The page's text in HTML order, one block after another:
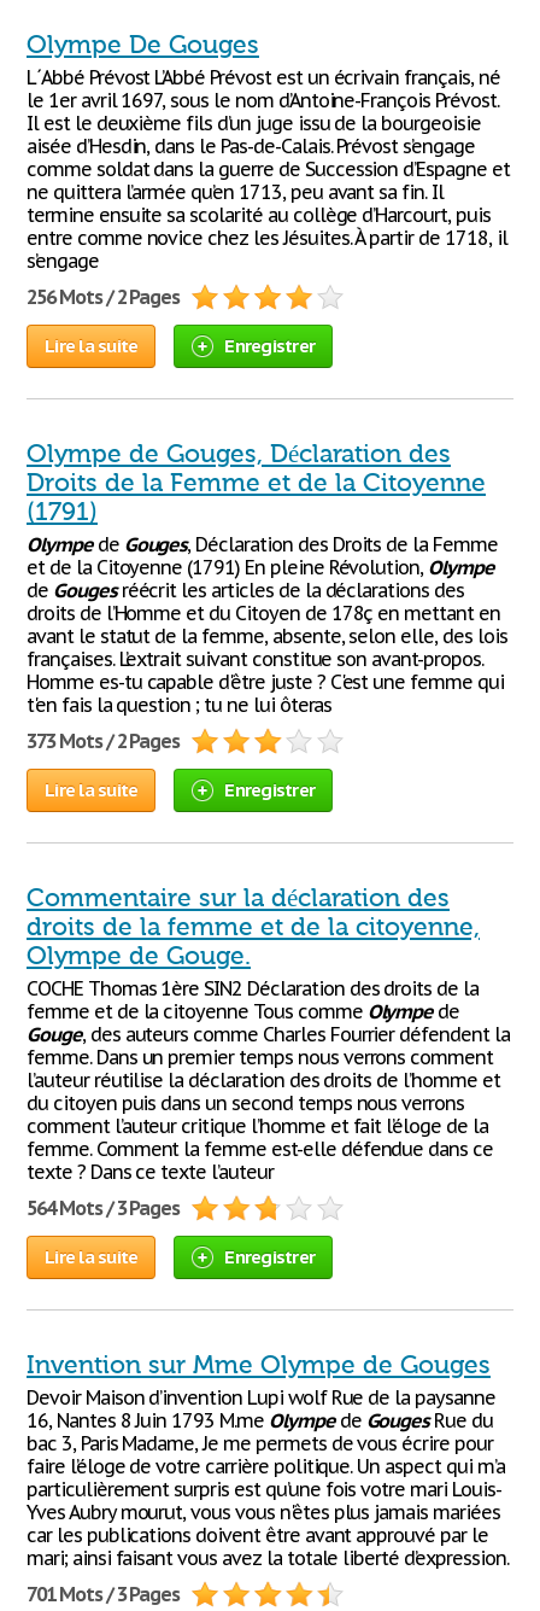
Olympe De Gouges
L´Abbé Prévost L’Abbé Prévost est un écrivain français, né
le 1er avril 1697, sous le nom d’Antoine-François Prévost.
Il est le deuxième fils d’un juge issu de la bourgeoisie
aisée d’Hesdin, dans le Pas-de-Calais. Prévost s’engage
comme soldat dans la guerre de Succession d’Espagne et
ne quittera l’armée qu’en 1713, peu avant sa fin. Il
termine ensuite sa scolarité au collège d’Harcourt, puis
entre comme novice chez les Jésuites. À partir de 1718, il
s’engage
256 Mots / 2 Pages
Lire la suite Enregistrer
Olympe de Gouges, Déclaration des
Droits de la Femme et de la Citoyenne
(1791)
Olympede Gouges, Déclaration des Droits de la Femme
et de la Citoyenne (1791) En pleine Révolution, Olympe
de Gougesréécrit les articles de la déclarations des
droits de l’Homme et du Citoyen de 178ç en mettant en
avant le statut de la femme, absente, selon elle, des lois
françaises. L’extrait suivant constitue son avant-propos.
Homme es-tu capable d'être juste ? C'est une femme qui
t'en fais la question ; tu ne lui ôteras
373 Mots / 2 Pages
Lire la suite Enregistrer
Commentaire sur la déclaration des
droits de la femme et de la citoyenne,
Olympe de Gouge.
COCHE Thomas 1ère SIN2 Déclaration des droits de la
femme et de la citoyenne Tous comme Olympede
Gouge, des auteurs comme Charles Fourrier défendent la
femme. Dans un premier temps nous verrons comment
l’auteur réutilise la déclaration des droits de l’homme et
du citoyen puis dans un second temps nous verrons
comment l’auteur critique l’homme et fait l’éloge de la
femme. Comment la femme est-elle défendue dans ce
texte ? Dans ce texte l’auteur
564 Mots / 3 Pages
Lire la suite Enregistrer
Invention sur Mme Olympe de Gouges
Devoir Maison d’invention Lupi wolf Rue de la paysanne
16, Nantes 8 Juin 1793 M.me Olympede GougesRue du
bac 3, Paris Madame, Je me permets de vous écrire pour
faire l’éloge de votre carrière politique. Un aspect qui m’a
particulièrement surpris est qu’une fois votre mari Louis-
Yves Aubry mourut, vous vous n'êtes plus jamais mariées
car les publications doivent être avant approuvé par le
mari; ainsi faisant vous avez la totale liberté d’expression.
701 Mots / 3 Pages